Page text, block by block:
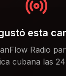
esta
Radio
cubana las